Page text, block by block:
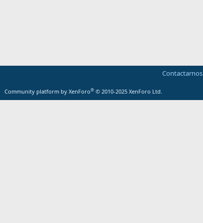
Contactarnos
Community platform by XenForo® © 2010-2025 XenForo Ltd.